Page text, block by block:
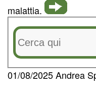
malattia.
01/08/2025 Andrea